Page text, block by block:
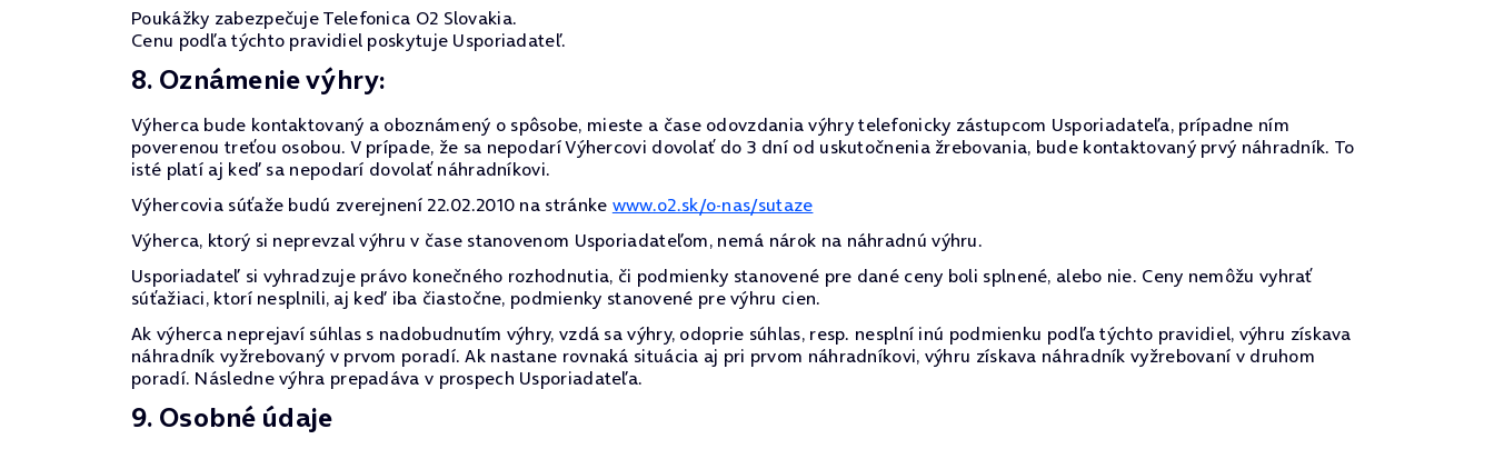
Poukážky zabezpečuje Telefonica O2 Slovakia.
Cenu podľa týchto pravidiel poskytuje Usporiadateľ.
8. Oznámenie výhry:
Výherca bude kontaktovaný a oboznámený o spôsobe, mieste a čase odovzdania výhry telefonicky zástupcom Usporiadateľa, prípadne ním
poverenou treťou osobou. V prípade, že sa nepodarí Výhercovi dovolať do 3 dní od uskutočnenia žrebovania, bude kontaktovaný prvý náhradník. To
isté platí aj keď sa nepodarí dovolať náhradníkovi.
Výhercovia súťaže budú zverejnení 22.02.2010 na stránke www.o2.sk/o-nas/sutaze
Výherca, ktorý si neprevzal výhru v čase stanovenom Usporiadateľom, nemá nárok na náhradnú výhru.
Usporiadateľ si vyhradzuje právo konečného rozhodnutia, či podmienky stanovené pre dané ceny boli splnené, alebo nie. Ceny nemôžu vyhrať
súťažiaci, ktorí nesplnili, aj keď iba čiastočne, podmienky stanovené pre výhru cien.
Ak výherca neprejaví súhlas s nadobudnutím výhry, vzdá sa výhry, odoprie súhlas, resp. nesplní inú podmienku podľa týchto pravidiel, výhru získava
náhradník vyžrebovaný v prvom poradí. Ak nastane rovnaká situácia aj pri prvom náhradníkovi, výhru získava náhradník vyžrebovaní v druhom
poradí. Následne výhra prepadáva v prospech Usporiadateľa.
9. Osobné údaje